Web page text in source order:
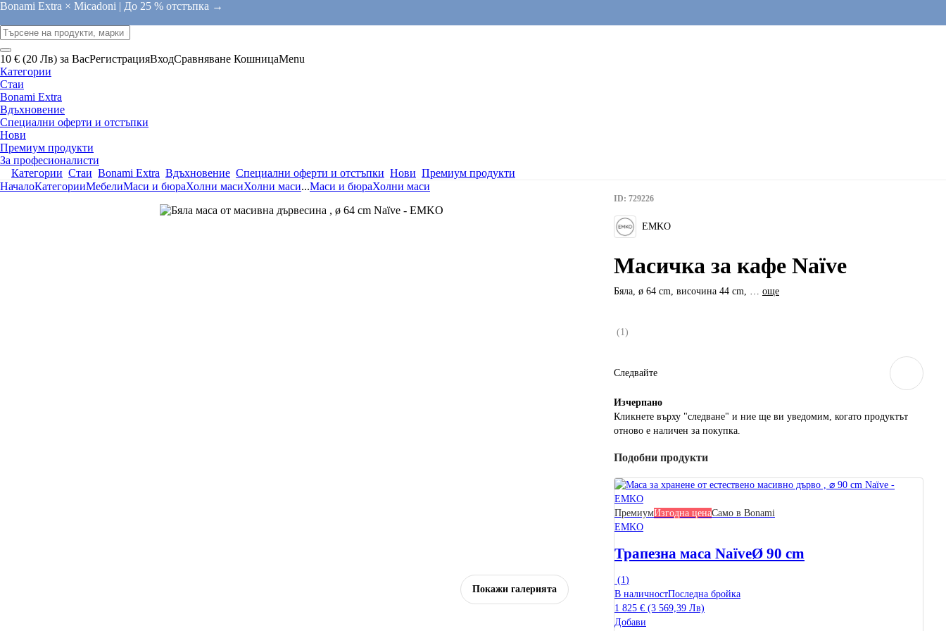
Bonami Extra × Micadoni | До 25 % отстъпка →
10 € (20 Лв) за ВасРегистрацияВходСравняване КошницаMenu
Категории
Стаи
Bonami Extra
Вдъхновение
Специални оферти и отстъпки
Нови
Премиум продукти
За професионалисти
Категории Стаи Bonami Extra Вдъхновение Специални оферти и отстъпки Нови Премиум продукти
НачалоКатегорииМебелиМаси и бюраХолни масиХолни маси...Маси и бюраХолни маси
Покажи галерията
ID: 729226
EMKO
Масичка за кафе Naïve
Бяла, ø 64 cm, височина 44 cm, … още
(1 )
Следвайте
Изчерпанo
Кликнете върху "следване" и ние ще ви уведомим, когато продуктът
отново е наличен за покупка.
Подобни продукти
ПремиумИзгодна ценаСамо в Bonami
EMKO
Трапезна маса NaïveØ 90 cm
(1)
В наличностПоследна бройка
1 825 € (3 569,39 Лв)
Добави